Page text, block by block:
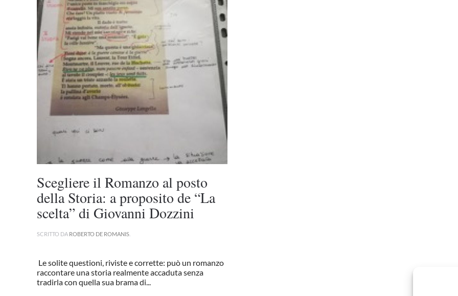
Scegliere il Romanzo al posto
della Storia: a proposito de “La
scelta” di Giovanni Dozzini
SCRITTO DA ROBERTO DE ROMANIS
Le solite questioni, riviste e corrette: può un romanzo
raccontare una storia realmente accaduta senza
tradirla con quella sua brama di...